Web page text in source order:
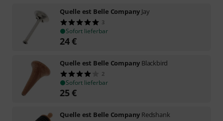
Quelle est Belle Company Jay
3
Sofort lieferbar
24€
Quelle est Belle Company Blackbird
2
Sofort lieferbar
25€
Quelle est Belle Company Redshank